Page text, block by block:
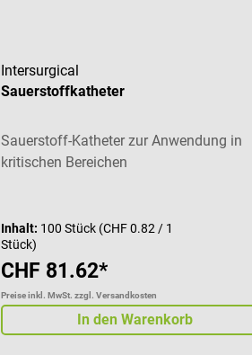
Intersurgical
Sauerstoffkatheter
Sauerstoff-Katheter zur Anwendung in
kritischen Bereichen
Inhalt: 100 Stück (CHF 0.82 / 1
Stück)
CHF 81.62*
Preise inkl. MwSt. zzgl. Versandkosten
In den Warenkorb